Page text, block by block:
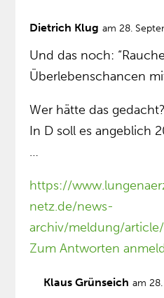
Dietrich Klug am 28.
Und das noch:
Überlebenschancen
Wer hätte das gedacht?
In D soll es angeblich
…
https://
netz.de/news-
archiv/meldung/
Zum Antworten
Klaus Grünseich am